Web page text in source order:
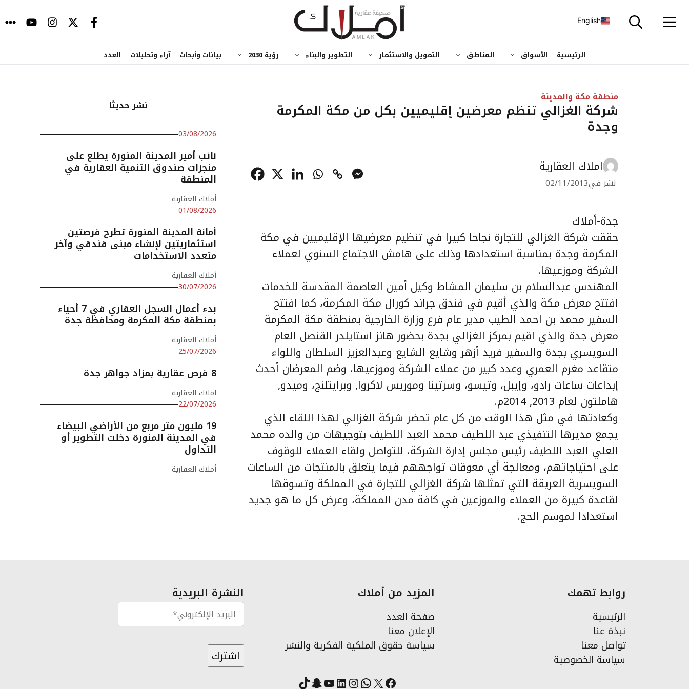
إلى
English
الرئيسية الأسواق المناطق التمويل والاستثمار التطوير والبناء رؤية 2030 بيانات وأبحاث آراء وتحليلات العدد
منطقة مكة والمدينة
شركة الغزالي تنظم معرضين إقليميين بكل من مكة المكرمة
وجدة
املاك العقارية
نشر في02/11/2013
جدة-أملاك
حققت شركة الغزالي للتجارة نجاحا كبيرا في تنظيم معرضيها الإقليميين في مكة
المكرمة وجدة بمناسبة استعدادها وذلك على هامش الاجتماع السنوي لعملاء
الشركة وموزعيها.
المهندس عبدالسلام بن سليمان المشاط وكيل أمين العاصمة المقدسة للخدمات
افتتح معرض مكة والذي أقيم في فندق جراند كورال مكة المكرمة، كما افتتح
السفير محمد بن احمد الطيب مدير عام فرع وزارة الخارجية بمنطقة مكة المكرمة
معرض جدة والذي اقيم بمركز الغزالي بجدة بحضور هانز استايلدر القنصل العام
السويسري بجدة والسفير فريد أزهر وشايع الشايع وعبدالعزيز السلطان واللواء
متقاعد مغرم العمري وعدد كبير من عملاء الشركة وموزعيها، وضم المعرضان أحدث
إبداعات ساعات رادو، وإيبل، وتيسو، وسرتينا وموريس لاكروا, وبرايتلنج، وميدو,
هاملتون لعام 2013, 2014م.
وكعادتها في مثل هذا الوقت من كل عام تحضر شركة الغزالي لهذا اللقاء الذي
يجمع مديرها التنفيذي عبد اللطيف محمد العبد اللطيف بتوجيهات من والده محمد
العلي العبد اللطيف رئيس مجلس إدارة الشركة، للتواصل ولقاء العملاء للوقوف
على احتياجاتهم، ومعالجة أي معوقات تواجههم فيما يتعلق بالمنتجات من الساعات
السويسرية العريقة التي تمثلها شركة الغزالي للتجارة في المملكة وتسوقها
لقاعدة كبيرة من العملاء والموزعين في كافة مدن المملكة، وعرض كل ما هو جديد
استعدادا لموسم الحج.
نشر حديثا
03/08/2026
نائب أمير المدينة المنورة يطلع على
منجزات صندوق التنمية العقارية في
المنطقة
أملاك العقارية
01/08/2026
أمانة المدينة المنورة تطرح فرصتين
استثماريتين لإنشاء مبنى فندقي وآخر
متعدد الاستخدامات
أملاك العقارية
30/07/2026
بدء أعمال السجل العقاري في 7 أحياء
بمنطقة مكة المكرمة ومحافظة جدة
أملاك العقارية
25/07/2026
8 فرص عقارية بمزاد جواهر جدة
املاك العقارية
22/07/2026
19 مليون متر مربع من الأراضي البيضاء
في المدينة المنورة دخلت التطوير أو
التداول
أملاك العقارية
روابط تهمك
الرئيسية
نبذة عنا
تواصل معنا
سياسة الخصوصية
المزيد من أملاك
صفحة العدد
الإعلان معنا
سياسة حقوق الملكية الفكرية والنشر
النشرة البريدية
فيسبوك
X واتساب
انستقرام
لينكد إنيوتيوب
سناب شات
تيك توك